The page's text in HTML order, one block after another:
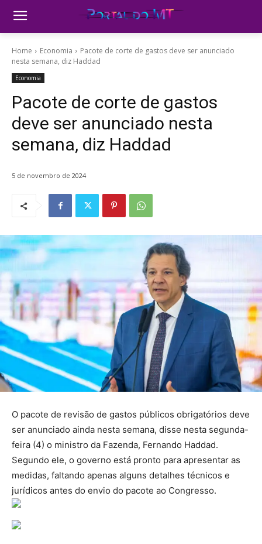
Home Economia
Pacote de corte de gastos deve ser anunciado
nesta semana, diz Haddad
Economia
Pacote de corte de gastos
deve ser anunciado nesta
semana, diz Haddad
5 de novembro de 2024
O pacote de revisão de gastos públicos obrigatórios deve
ser anunciado ainda nesta semana, disse nesta segunda-
feira (4) o ministro da Fazenda, Fernando Haddad.
Segundo ele, o governo está pronto para apresentar as
medidas, faltando apenas alguns detalhes técnicos e
jurídicos antes do envio do pacote ao Congresso.